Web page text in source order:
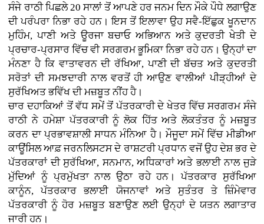
ਸੰਜੇ ਰਾਠੀ ਪਿਛਲੇ 20 ਸਾਲਾਂ ਤੋਂ ਆਪਣੇ ਹਰ ਜਨਮ ਦਿਨ ਮੌਕੇ ਪੌਧੇ ਲਗਾਉਣ
ਦੀ ਪਰੰਪਰਾ ਨਿਭਾ ਰਹੇ ਹਨ। ਇਸ ਤੋਂ ਇਲਾਵਾ ਉਹ ਸਵੈ-ਇੱਛੁਕ ਖੂਨਦਾਨ
ਮੁਹਿੰਮ, ਪਾਣੀ ਅਤੇ ਊਰਜਾ ਬਚਾਓ ਅਭਿਆਨ ਅਤੇ ਕੁਦਰਤੀ ਖੇਤੀ ਦੇ
ਪ੍ਰਚਾਰ-ਪ੍ਰਸਾਰ ਵਿੱਚ ਵੀ ਸਰਗਰਮ ਭੂਮਿਕਾ ਨਿਭਾ ਰਹੇ ਹਨ। ਉਨ੍ਹਾਂ ਦਾ
ਮੰਨਣਾ ਹੈ ਕਿ ਵਾਤਾਵਰਨ ਦੀ ਰੱਖਿਆ, ਪਾਣੀ ਦੀ ਬੱਚਤ ਅਤੇ ਕੁਦਰਤੀ
ਸਰੋਤਾਂ ਦੀ ਸਮਝਦਾਰੀ ਨਾਲ ਵਰਤੋਂ ਹੀ ਆਉਣ ਵਾਲੀਆਂ ਪੀੜ੍ਹੀਆਂ ਦੇ
ਸੁਰੱਖਿਅਤ ਭਵਿੱਖ ਦੀ ਮਜ਼ਬੂਤ ਨੀਂਹ ਹੈ।
ਚਾਰ ਦਹਾਕਿਆਂ ਤੋਂ ਵੱਧ ਸਮੇਂ ਤੋਂ ਪੱਤਰਕਾਰੀ ਦੇ ਖੇਤਰ ਵਿੱਚ ਸਰਗਰਮ ਸੰਜੇ
ਰਾਠੀ ਨੇ ਹਮੇਸ਼ਾ ਪੱਤਰਕਾਰੀ ਨੂੰ ਲੋਕ ਹਿੱਤ ਅਤੇ ਲੋਕਤੰਤਰ ਨੂੰ ਮਜ਼ਬੂਤ
ਕਰਨ ਦਾ ਪ੍ਰਭਾਵਸ਼ਾਲੀ ਸਾਧਨ ਮੰਨਿਆ ਹੈ। ਮੌਜੂਦਾ ਸਮੇਂ ਵਿੱਚ ਮੀਡੀਆ
ਕਾਊਂਸਿਲ ਆਫ਼ ਜਰਨਲਿਸਟਸ ਦੇ ਰਾਸ਼ਟਰੀ ਪ੍ਰਧਾਨ ਵਜੋਂ ਉਹ ਦੇਸ਼ ਭਰ ਦੇ
ਪੱਤਰਕਾਰਾਂ ਦੀ ਸੁਰੱਖਿਆ, ਸਨਮਾਨ, ਅਧਿਕਾਰਾਂ ਅਤੇ ਭਲਾਈ ਨਾਲ ਜੁੜੇ
ਮੁੱਦਿਆਂ ਨੂੰ ਪ੍ਰਮੁੱਖਤਾ ਨਾਲ ਉਠਾ ਰਹੇ ਹਨ। ਪੱਤਰਕਾਰ ਸੁਰੱਖਿਆ
ਕਾਨੂੰਨ, ਪੱਤਰਕਾਰ ਭਲਾਈ ਯੋਜਨਾਵਾਂ ਅਤੇ ਸੁਤੰਤਰ ਤੇ ਜ਼ਿੰਮੇਵਾਰ
ਪੱਤਰਕਾਰੀ ਨੂੰ ਹੋਰ ਮਜ਼ਬੂਤ ਬਣਾਉਣ ਲਈ ਉਨ੍ਹਾਂ ਦੇ ਯਤਨ ਲਗਾਤਾਰ
ਜਾਰੀ ਹਨ।